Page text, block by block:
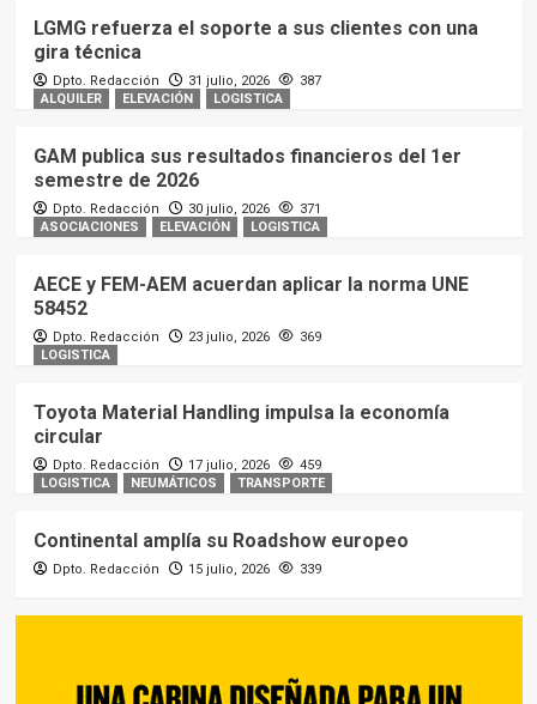
LGMG refuerza el soporte a sus clientes con una
gira técnica
Dpto. Redacción 31 julio, 2026
387
ALQUILER
ELEVACIÓN LOGISTICA
GAM publica sus resultados financieros del 1er
semestre de 2026
Dpto. Redacción 30 julio, 2026
371
ASOCIACIONES
ELEVACIÓN LOGISTICA
AECE y FEM-AEM acuerdan aplicar la norma UNE
58452
Dpto. Redacción 23 julio, 2026
369
LOGISTICA
Toyota Material Handling impulsa la economía
circular
Dpto. Redacción 17 julio, 2026
459
LOGISTICA
NEUMÁTICOS TRANSPORTE
Continental amplía su Roadshow europeo
Dpto. Redacción 15 julio, 2026 339